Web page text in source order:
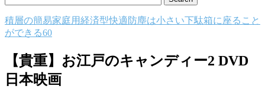
積層の簡易家庭用経済型快適防塵は小さい下駄箱に座ること
ができる60
【貴重】お江戸のキャンディー2 DVD
日本映画